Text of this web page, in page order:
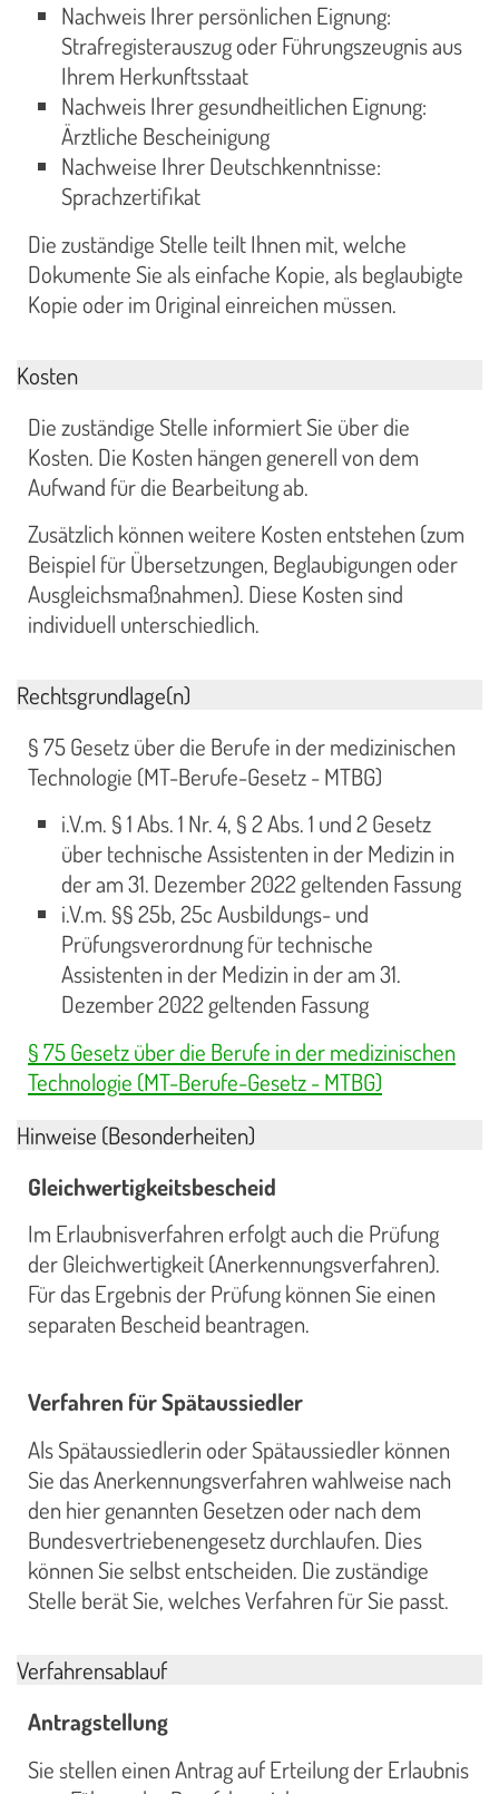
Nachweis Ihrer persönlichen Eignung:
Strafregisterauszug oder Führungszeugnis aus
Ihrem Herkunftsstaat
Nachweis Ihrer gesundheitlichen Eignung:
Ärztliche Bescheinigung
Nachweise Ihrer Deutschkenntnisse:
Sprachzertifikat
Die zuständige Stelle teilt Ihnen mit, welche
Dokumente Sie als einfache Kopie, als beglaubigte
Kopie oder im Original einreichen müssen.
Kosten
Die zuständige Stelle informiert Sie über die
Kosten. Die Kosten hängen generell von dem
Aufwand für die Bearbeitung ab.
Zusätzlich können weitere Kosten entstehen (zum
Beispiel für Übersetzungen, Beglaubigungen oder
Ausgleichsmaßnahmen). Diese Kosten sind
individuell unterschiedlich.
Rechtsgrundlage(n)
§ 75 Gesetz über die Berufe in der medizinischen
Technologie (MT-Berufe-Gesetz - MTBG)
i.V.m. § 1 Abs. 1 Nr. 4, § 2 Abs. 1 und 2 Gesetz
über technische Assistenten in der Medizin in
der am 31. Dezember 2022 geltenden Fassung
i.V.m. §§ 25b, 25c Ausbildungs- und
Prüfungsverordnung für technische
Assistenten in der Medizin in der am 31.
Dezember 2022 geltenden Fassung
§ 75 Gesetz über die Berufe in der medizinischen
Technologie (MT-Berufe-Gesetz - MTBG)
Hinweise (Besonderheiten)
Gleichwertigkeitsbescheid
Im Erlaubnisverfahren erfolgt auch die Prüfung
der Gleichwertigkeit (Anerkennungsverfahren).
Für das Ergebnis der Prüfung können Sie einen
separaten Bescheid beantragen.
Verfahren für Spätaussiedler
Als Spätaussiedlerin oder Spätaussiedler können
Sie das Anerkennungsverfahren wahlweise nach
den hier genannten Gesetzen oder nach dem
Bundesvertriebenengesetz durchlaufen. Dies
können Sie selbst entscheiden. Die zuständige
Stelle berät Sie, welches Verfahren für Sie passt.
Verfahrensablauf
Antragstellung
Sie stellen einen Antrag auf Erteilung der Erlaubnis